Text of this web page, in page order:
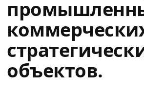
объектов.